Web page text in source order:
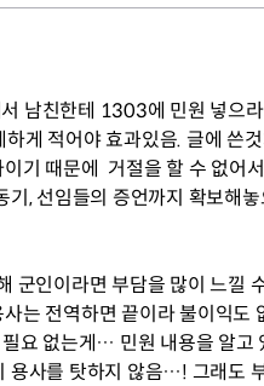
남친한테 1303에 민원 넣으
게 적어야 효과있음. 글에 쓴
기 때문에  거절을 할 수 없어
기, 선임들의 증언까지 확보해
군인이라면 부담을 많이 느낄
는 전역하면 끝이라 불이익도
요 없는게… 민원 내용을 알고
용사를 탓하지 않음…! 그래도